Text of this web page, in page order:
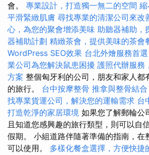
會。 專業設計，打造獨一無二的空間
平滑緊緻肌膚 尋找專業的清潔公司來改
心，為您的聚會增添美味 助聽器補助，
器補助計劃 精緻茶會，提供美味的茶會
WordPress SEO效果 台北外燴服務首選
業公司為您解決鼠患困擾 護照代辦服務
方案 整個匈牙利的公司，朋友和家人都
的旅行。 台中按摩整骨 推拿與整骨結合
找專業貨運公司，解決您的運輸需求 台
打造乾淨的家居環境 如果您了解郵輪公
且知道您感興趣的旅行類型，則可以自
假期。 小組道路伴隨著準備的指南，在
可以使用。 多樣化餐盒選擇，方便快捷